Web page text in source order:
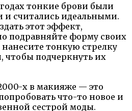
тонкие брови были
считались идеальными.
этот эффект,
подравняйте форму своих
тонкую стрелку
чтобы подчеркнуть их
х в макияже — это
что-то новое и
сестрой моды.